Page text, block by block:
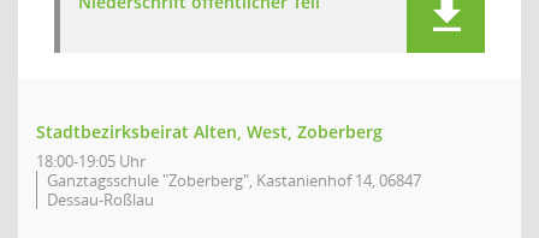
Stadtbezirksbeirat Alten, West, Zoberberg
18:00-19:05 Uhr
Ganztagsschule "Zoberberg", Kastanienhof 14, 06847
Dessau-Roßlau